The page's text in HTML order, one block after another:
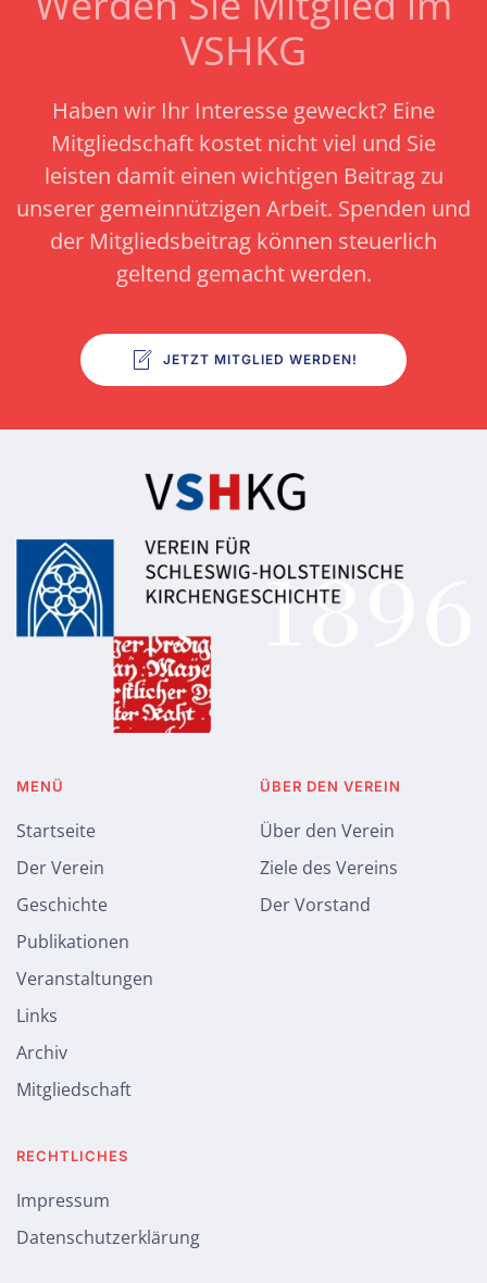
VSHKG
Haben wir Ihr Interesse geweckt? Eine
Mitgliedschaft kostet nicht viel und Sie
leisten damit einen wichtigen Beitrag zu
unserer gemeinnützigen Arbeit. Spenden und
der Mitgliedsbeitrag können steuerlich
geltend gemacht werden.
JETZT MITGLIED WERDEN!
MENÜ
Startseite
Der Verein
Geschichte
Publikationen
Veranstaltungen
Links
Archiv
Mitgliedschaft
ÜBER DEN VEREIN
Über den Verein
Ziele des Vereins
Der Vorstand
RECHTLICHES
Impressum
Datenschutzerklärung